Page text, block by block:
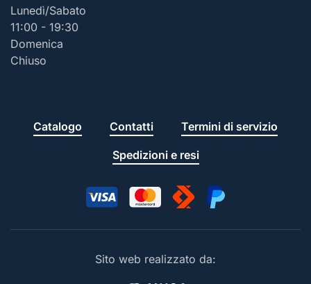
Lunedì/Sabato
11:00 - 19:30
Domenica
Chiuso
Catalogo Contatti Termini di servizio
Spedizioni e resi
Sito web realizzato da: